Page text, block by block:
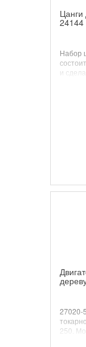
24144
Набор
и
27020-
250.